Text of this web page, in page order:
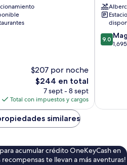
$207 por noche
El
precio
actual
es
de
$244
$244 en total
7 sept - 8 sept
Total con impuestos y cargos
Centro
de
Seattle
9.0
de
9.0
similares
acumular crédito OneKeyCash en
te llevan a más aventuras!